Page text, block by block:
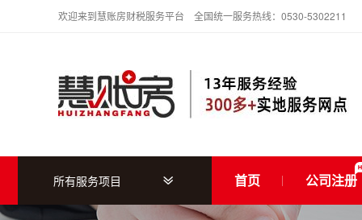
欢迎来到慧账房财税服务平台 全国统一服务热线：0530-5302211
所有服务项目 首页 公司注册